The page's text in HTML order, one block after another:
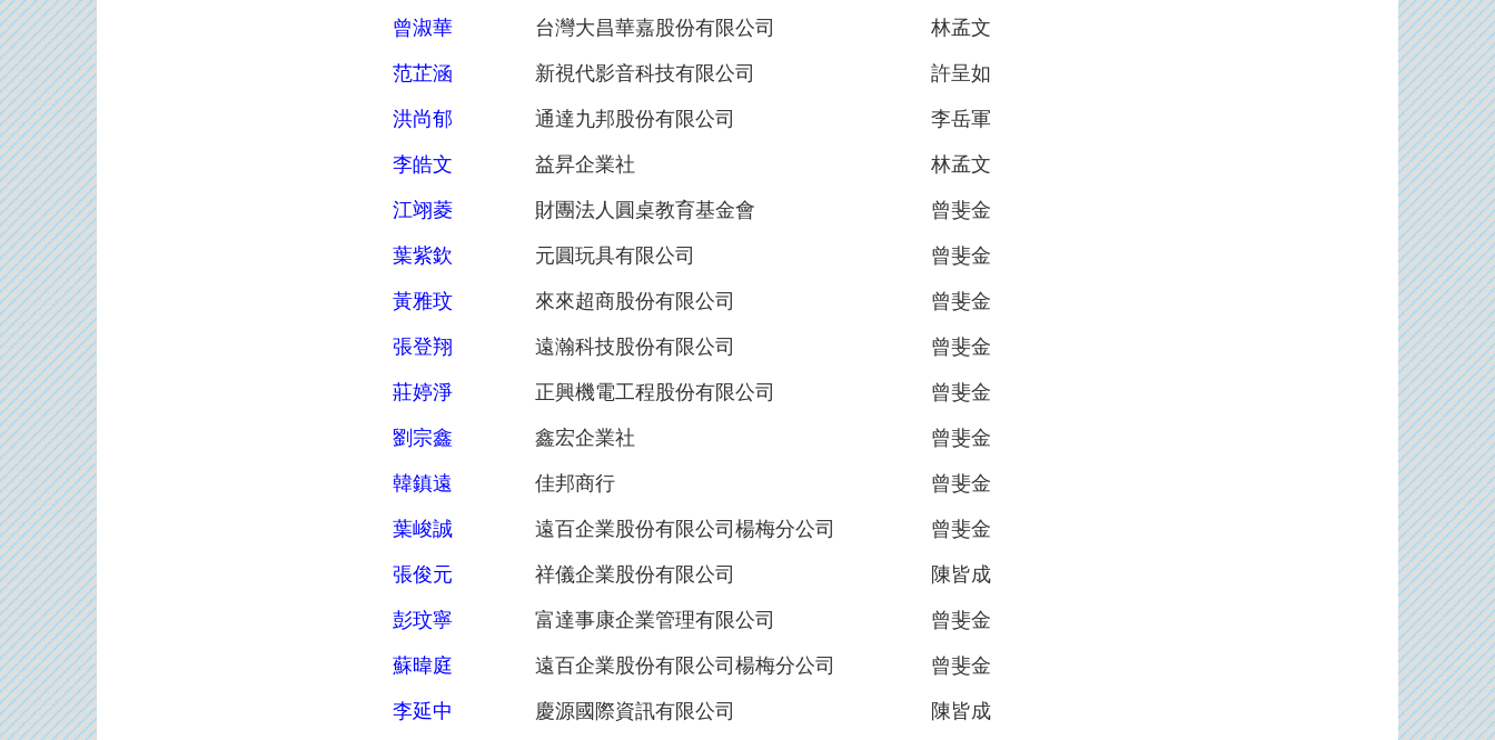
曾淑華 台灣大昌華嘉股份有限公司 林孟文
范芷涵 新視代影音科技有限公司 許呈如
洪尚郁 通達九邦股份有限公司 李岳軍
李皓文 益昇企業社 林孟文
江翊菱 財團法人圓桌教育基金會 曾斐金
葉紫欽 元圓玩具有限公司 曾斐金
黃雅玟 來來超商股份有限公司 曾斐金
張登翔 遠瀚科技股份有限公司 曾斐金
莊婷淨 正興機電工程股份有限公司 曾斐金
劉宗鑫 鑫宏企業社 曾斐金
韓鎮遠 佳邦商行 曾斐金
葉峻誠 遠百企業股份有限公司楊梅分公司 曾斐金
張俊元 祥儀企業股份有限公司 陳皆成
彭玟寧 富達事康企業管理有限公司 曾斐金
蘇暐庭 遠百企業股份有限公司楊梅分公司 曾斐金
李延中 慶源國際資訊有限公司 陳皆成